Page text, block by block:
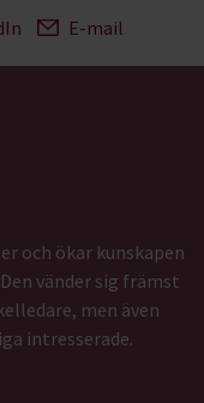
E-mail
och ökar kunskapen
vänder sig främst
men även
intresserade.